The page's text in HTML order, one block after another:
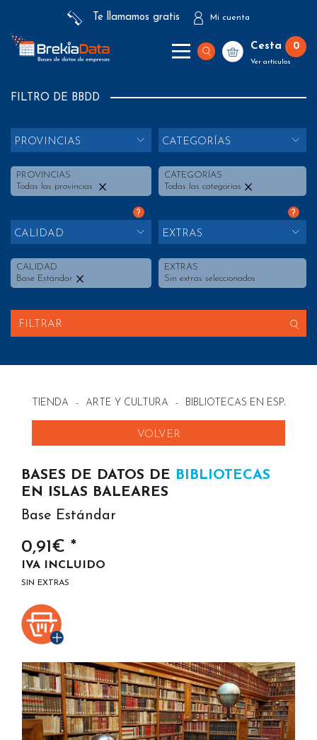
Te llamamos gratis Mi cuenta
Cesta 0
Ver artículos
FILTRO DE BBDD
PROVINCIAS
PROVINCIAS
Todas las provincias
CATEGORÍAS
CATEGORÍAS
Todas las categorías
?
CALIDAD
CALIDAD
Base Estándar
?
EXTRAS
EXTRAS
Sin extras seleccionados
FILTRAR
TIENDA - ARTE Y CULTURA - BIBLIOTECAS EN ESPAÑA
VOLVER
BASES DE DATOS DE BIBLIOTECAS
EN ISLAS BALEARES
Base Estándar
0,91€ *
IVA INCLUIDO
SIN EXTRAS